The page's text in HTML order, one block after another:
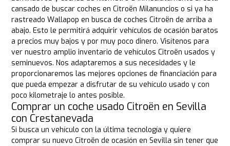
cansado de buscar coches en Citroën Milanuncios o si ya ha
rastreado Wallapop en busca de coches Citroën de arriba a
abajo. Esto le permitirá adquirir vehículos de ocasión baratos
a precios muy bajos y por muy poco dinero. Visítenos para
ver nuestro amplio inventario de vehículos Citroën usados y
seminuevos. Nos adaptaremos a sus necesidades y le
proporcionaremos las mejores opciones de financiación para
que pueda empezar a disfrutar de su vehículo usado y con
poco kilometraje lo antes posible.
Comprar un coche usado Citroën en Sevilla
con Crestanevada
Si busca un vehículo con la última tecnología y quiere
comprar su nuevo Citroën de ocasión en Sevilla sin tener que